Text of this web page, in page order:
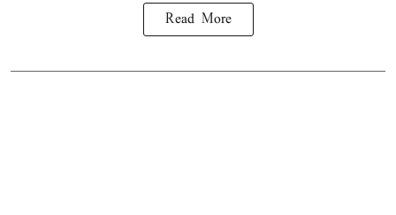
Read More